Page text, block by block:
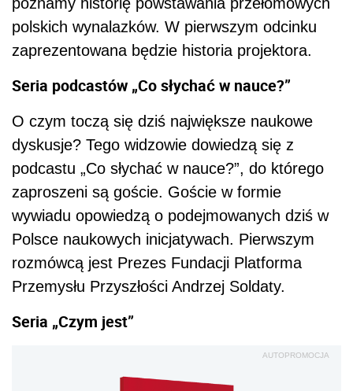
polskich wynalazków. W pierwszym odcinku
zaprezentowana będzie historia projektora.
Seria podcastów „Co słychać w nauce?”
O czym toczą się dziś największe naukowe
dyskusje? Tego widzowie dowiedzą się z
podcastu „Co słychać w nauce?”, do którego
zaproszeni są goście. Goście w formie
wywiadu opowiedzą o podejmowanych dziś w
Polsce naukowych inicjatywach. Pierwszym
rozmówcą jest Prezes Fundacji Platforma
Przemysłu Przyszłości Andrzej Soldaty.
Seria „Czym jest”
AUTOPROMOCJA